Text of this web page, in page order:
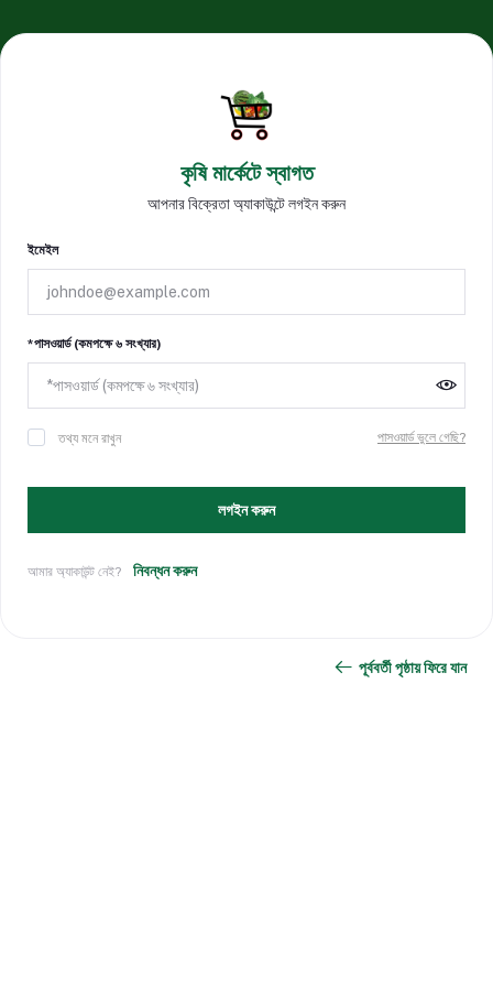
কৃষি মার্কেটে স্বাগত
আপনার বিক্রেতা অ্যাকাউন্টে লগইন করুন
ইমেইল
*পাসওয়ার্ড (কমপক্ষে ৬ সংখ্যার)
তথ্য মনে রাখুন পাসওয়ার্ড ভুলে গেছি?
লগইন করুন
আমার অ্যাকাউন্ট নেই? নিবন্ধন করুন
পূর্ববর্তী পৃষ্ঠায় ফিরে যান